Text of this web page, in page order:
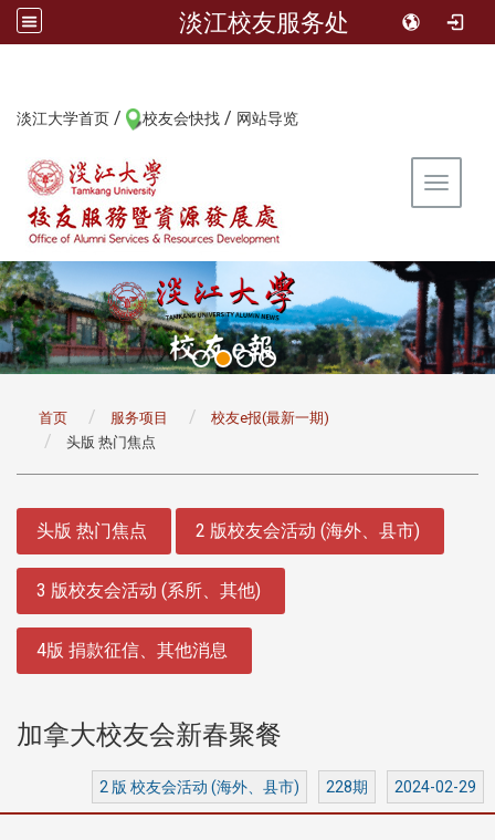
淡江校友服务处
淡江大学首页 / 校友会快找 / 网站导览
Toggle
首页 服务项目
校友e报(最新一期)
头版 热门焦点
头版 热门焦点 2 版校友会活动 (海外、县市)
3 版校友会活动 (系所、其他)
4版 捐款征信、其他消息
加拿大校友会新春聚餐
2 版 校友会活动 (海外、县市) 228期 2024-02-29